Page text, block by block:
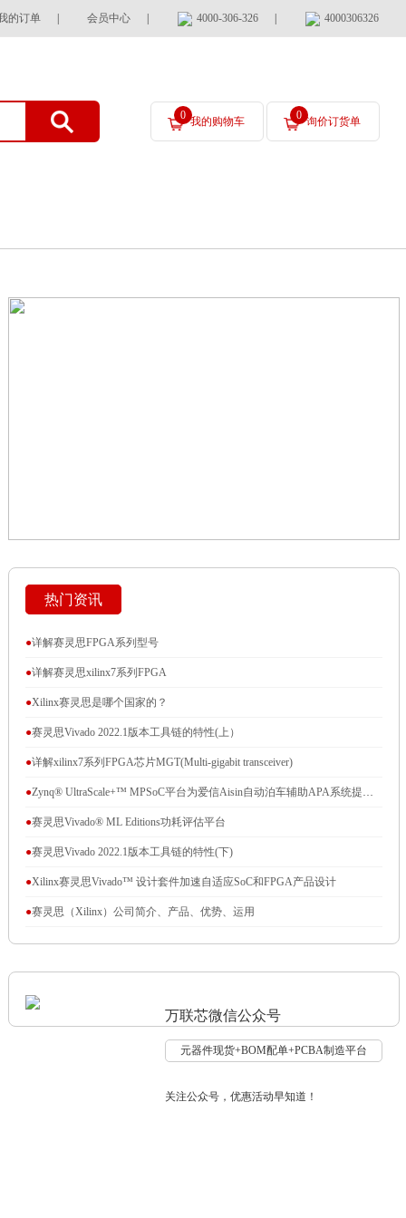
的订单 会员中心 4000-306-326 4000306326
0 我的购物车 0 询价订货单
热门资讯
●详解赛灵思FPGA系列型号
●详解赛灵思xilinx7系列FPGA
●Xilinx赛灵思是哪个国家的？
●赛灵思Vivado 2022.1版本工具链的特性(上）
●详解xilinx7系列FPGA芯片MGT(Multi-gigabit transceiver)
●Zynq® UltraScale+™ MPSoC平台为爱信Aisin自动泊车辅助APA系统提供
支持
●赛灵思Vivado® ML Editions功耗评估平台
●赛灵思Vivado 2022.1版本工具链的特性(下)
●Xilinx赛灵思Vivado™ 设计套件加速自适应SoC和FPGA产品设计
●赛灵思（Xilinx）公司简介、产品、优势、运用
万联芯微信公众号
元器件现货+BOM配单+PCBA制造平台
关注公众号，优惠活动早知道！